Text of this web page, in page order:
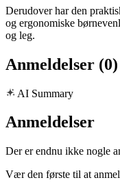
Derudover har den
og ergonomiske
og leg.
Anmeldelser (0)
AI Summary
Anmeldelser
Der er endnu ikke nogle
Vær den første til at